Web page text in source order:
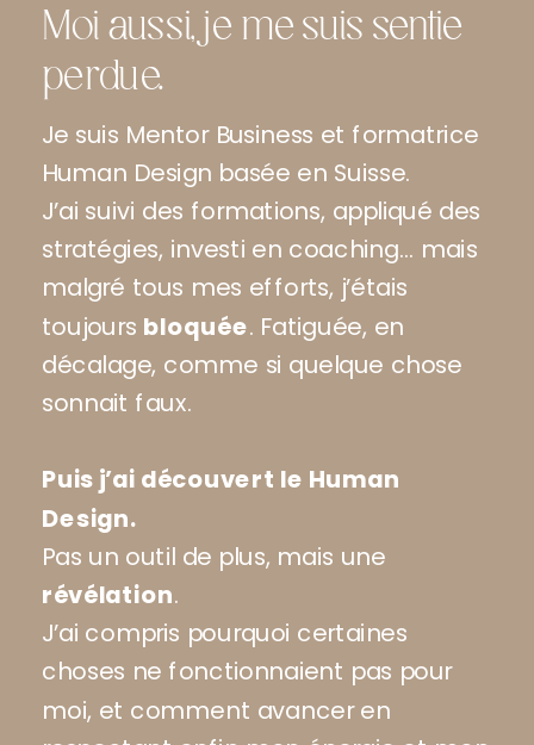
Moi aussi, je me suis sentie
perdue.
Je suis Mentor Business et formatrice
Human Design basée en Suisse.
J’ai suivi des formations, appliqué des
stratégies, investi en coaching… mais
malgré tous mes efforts, j’étais
toujours bloquée. Fatiguée, en
décalage, comme si quelque chose
sonnait faux.
Puis j’ai découvert le Human
Design.
Pas un outil de plus, mais une
révélation.
J’ai compris pourquoi certaines
choses ne fonctionnaient pas pour
moi, et comment avancer en